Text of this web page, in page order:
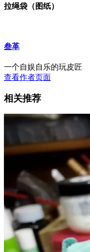
拉绳袋（图纸）
叁革
一个自娱自乐的玩皮匠
查看作者页面
相关推荐